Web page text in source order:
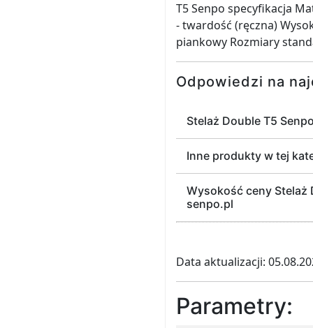
T5 Senpo specyfikacja
- twardość (ręczna)
piankowy Rozmiary
Odpowiedzi na
Stelaż Double T5
Inne produkty w tej
Wysokość ceny
senpo.pl
Data aktualizacji:
Parametry: